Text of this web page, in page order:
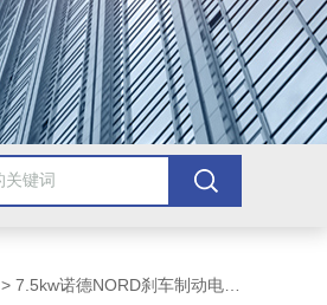
> 7.5kw诺德NORD刹车制动电机SK132MP/4 BRE60 HL TF原厂配件接线盒